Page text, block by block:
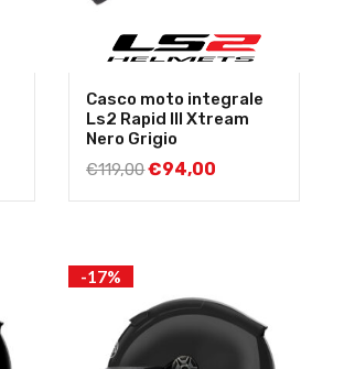
Casco moto integrale
Ls2 Rapid III Xtream
Nero Grigio
€119,00€94,00
-17%